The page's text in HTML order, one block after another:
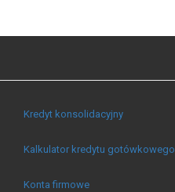
Kredyt konsolidacyjny
Kalkulator kredytu gotówkowego
Konta firmowe